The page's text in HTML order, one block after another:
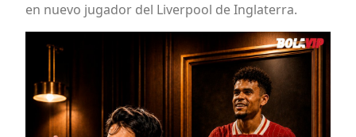
en nuevo jugador del Liverpool de Inglaterra.